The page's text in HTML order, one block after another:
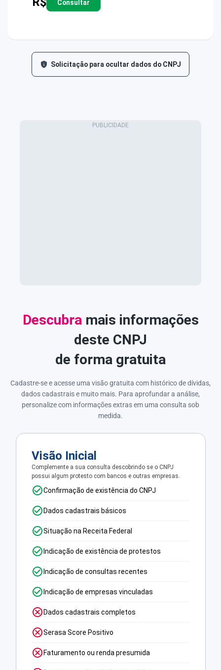
Consultar
Solicitação para ocultar dados do CNPJ
Descubra mais informações
deste CNPJ
de forma gratuita
Cadastre-se e acesse uma visão gratuita com histórico de dívidas,
dados cadastrais e muito mais. Para aprofundar a análise,
personalize com informações extras em uma consulta sob
medida.
Visão Inicial
Complemente a sua consulta descobrindo se o CNPJ
possui algum protesto com bancos e outras empresas.
Confirmação de existência do CNPJ
Dados cadastrais básicos
Situação na Receita Federal
Indicação de existência de protestos
Indicação de consultas recentes
Indicação de empresas vinculadas
Dados cadastrais completos
Serasa Score Positivo
Faturamento ou renda presumida